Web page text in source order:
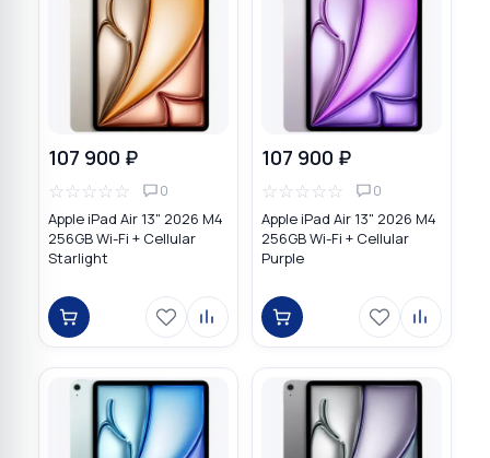
107 900 ₽
☆☆☆☆☆ 0
Apple iPad Air 13" 2026 M4
256GB Wi-Fi + Cellular
Starlight
107 900 ₽
☆☆☆☆☆ 0
Apple iPad Air 13" 2026 M4
256GB Wi-Fi + Cellular
Purple